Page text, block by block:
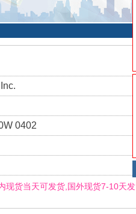
0402
现货当天可发货,国外现货7-10天发